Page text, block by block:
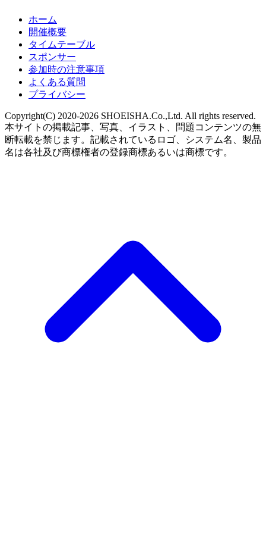
ホーム
開催概要
タイムテーブル
スポンサー
参加時の注意事項
よくある質問
プライバシー
Copyright(C) 2020-2026 SHOEISHA.Co.,Ltd. All rights reserved.
本サイトの掲載記事、写真、イラスト、問題コンテンツの無
断転載を禁じます。記載されているロゴ、システム名、製品
名は各社及び商標権者の登録商標あるいは商標です。